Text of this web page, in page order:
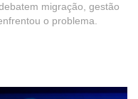
migração, gestão
o problema.